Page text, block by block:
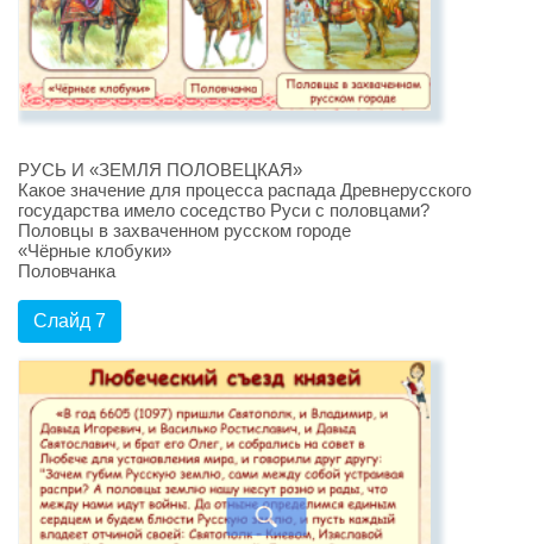
РУСЬ И «ЗЕМЛЯ ПОЛОВЕЦКАЯ»
Какое значение для процесса распада Древнерусского
государства имело соседство Руси с половцами?
Половцы в захваченном русском городе
«Чёрные клобуки»
Половчанка
Слайд 7